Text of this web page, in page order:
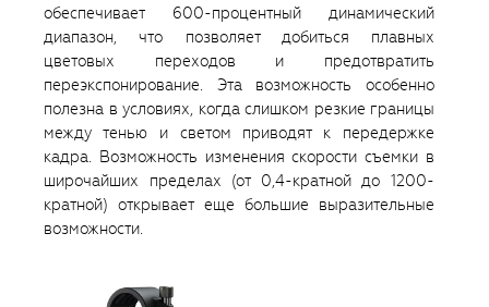
обеспечивает 600-процентный динамический
диапазон, что позволяет добиться плавных
цветовых переходов и предотвратить
переэкспонирование. Эта возможность особенно
полезна в условиях, когда слишком резкие границы
между тенью и светом приводят к передержке
кадра. Возможность изменения скорости съемки в
широчайших пределах (от 0,4-кратной до 1200-
кратной) открывает еще большие выразительные
возможности.